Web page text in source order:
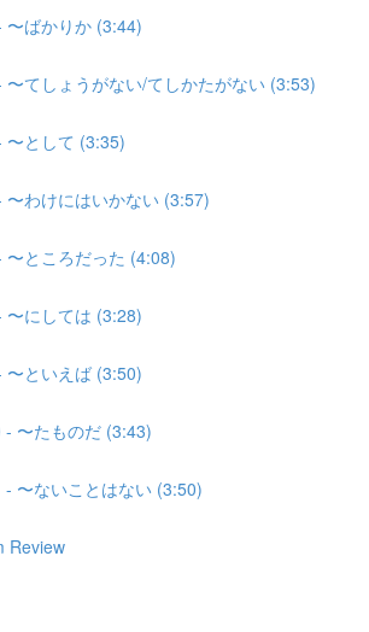
〜ばかりか (3:44)
〜てしょうがない/てしかたがない (3:53)
〜として (3:35)
〜わけにはいかない (3:57)
〜ところだった (4:08)
〜にしては (3:28)
〜といえば (3:50)
- 〜たものだ (3:43)
- 〜ないことはない (3:50)
Review